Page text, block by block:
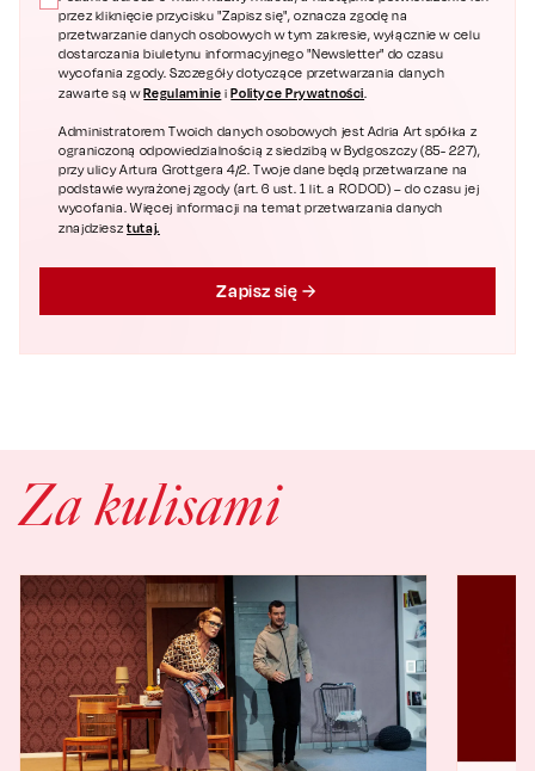
przez kliknięcie przycisku "Zapisz się", oznacza zgodę na
przetwarzanie danych osobowych w tym zakresie, wyłącznie w celu
dostarczania biuletynu informacyjnego "Newsletter" do czasu
wycofania zgody. Szczegóły dotyczące przetwarzania danych
zawarte są wRegulaminie iPolityce Prywatności.
Administratorem Twoich danych osobowych jest Adria Art spółka z
ograniczoną odpowiedzialnością z siedzibą w Bydgoszczy (85- 227),
przy ulicy Artura Grottgera 4/2. Twoje dane będą przetwarzane na
podstawie wyrażonej zgody (art. 6 ust. 1 lit. a RODOD) – do czasu jej
wycofania. Więcej informacji na temat przetwarzania danych
znajdziesztutaj.
Zapisz się
Za kulisami